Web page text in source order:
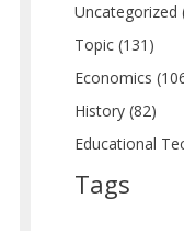
Uncategorized
Topic (131)
Economics
History (82)
Educational
Tags